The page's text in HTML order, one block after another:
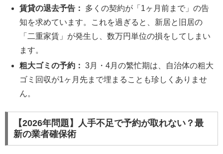
賃貸の退去予告：
多くの契約が「1ヶ月前まで」の告
知を求めています。これを過ぎると、新居と旧居の
「二重家賃」が発生し、数万円単位の損をしてしまい
ます。
粗大ゴミの予約： 3月・4月の繁忙期は、自治体の粗大
ゴミ回収が1ヶ月先まで埋まることも珍しくありませ
ん。
【2026年問題】人手不足で予約が取れない？最
新の業者確保術